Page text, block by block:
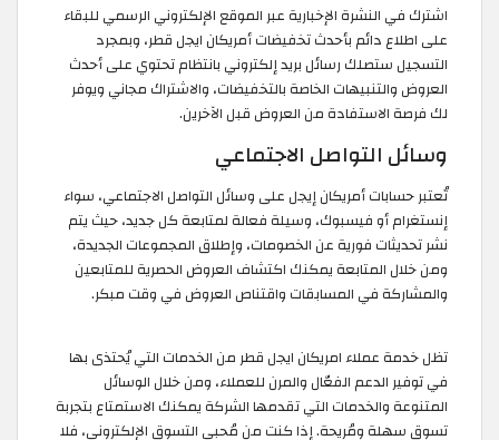
اشترك في النشرة الإخبارية عبر الموقع الإلكتروني الرسمي للبقاء
على اطلاع دائم بأحدث تخفيضات أمريكان ايجل قطر، وبمجرد
التسجيل ستصلك رسائل بريد إلكتروني بانتظام تحتوي على أحدث
العروض والتنبيهات الخاصة بالتخفيضات، والاشتراك مجاني ويوفر
لك فرصة الاستفادة من العروض قبل الآخرين.
وسائل التواصل الاجتماعي
تُعتبر حسابات أمريكان إيجل على وسائل التواصل الاجتماعي، سواء
إنستغرام أو فيسبوك، وسيلة فعالة لمتابعة كل جديد، حيث يتم
نشر تحديثات فورية عن الخصومات، وإطلاق المجموعات الجديدة،
ومن خلال المتابعة يمكنك اكتشاف العروض الحصرية للمتابعين
والمشاركة في المسابقات واقتناص العروض في وقت مبكر.
تظل خدمة عملاء امريكان ايجل قطر من الخدمات التي يُحتذى بها
في توفير الدعم الفعّال والمرن للعملاء، ومن خلال الوسائل
المتنوعة والخدمات التي تقدمها الشركة يمكنك الاستمتاع بتجربة
تسوق سهلة ومُريحة. إذا كنت من مُحبي التسوق الإلكتروني، فلا